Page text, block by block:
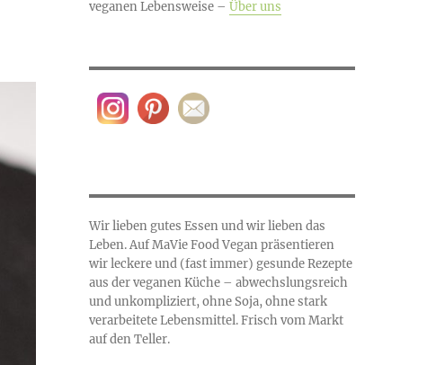
veganen Lebensweise – Über uns
Wir lieben gutes Essen und wir lieben das
Leben. Auf MaVie Food Vegan präsentieren
wir leckere und (fast immer) gesunde Rezepte
aus der veganen Küche – abwechslungsreich
und unkompliziert, ohne Soja, ohne stark
verarbeitete Lebensmittel. Frisch vom Markt
auf den Teller.